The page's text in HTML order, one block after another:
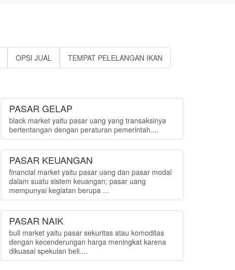
OPSI JUAL TEMPAT PELELANGAN IKAN
PASAR GELAP
black market yaitu pasar uang yang transaksinya
bertentangan dengan peraturan pemerintah....
PASAR KEUANGAN
financial market yaitu pasar uang dan pasar modal
dalam suatu sistem keuangan; pasar uang
mempunyai kegiatan berupa ...
PASAR NAIK
bull market yaitu pasar sekuritas atau komoditas
dengan kecenderungan harga meningkat karena
dikuasai spekulan beli....